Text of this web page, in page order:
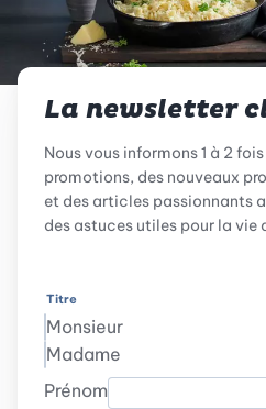
La newsletter
Nous vous informons 1 à 2
promotions, des nouveaux
et des articles passionnants
des astuces utiles pour la vie
Titre
Monsieur
Madame
Prénom